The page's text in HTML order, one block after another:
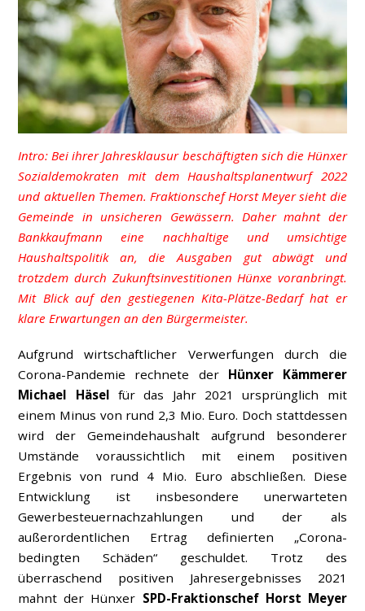
Intro: Bei ihrer Jahresklausur beschäftigten sich die Hünxer
Sozialdemokraten mit dem Haushaltsplanentwurf 2022
und aktuellen Themen. Fraktionschef Horst Meyer sieht die
Gemeinde in unsicheren Gewässern. Daher mahnt der
Bankkaufmann eine nachhaltige und umsichtige
Haushaltspolitik an, die Ausgaben gut abwägt und
trotzdem durch Zukunftsinvestitionen Hünxe voranbringt.
Mit Blick auf den gestiegenen Kita-Plätze-Bedarf hat er
klare Erwartungen an den Bürgermeister.
Aufgrund wirtschaftlicher Verwerfungen durch die
Corona-Pandemie rechnete der Hünxer Kämmerer
Michael Häsel für das Jahr 2021 ursprünglich mit
einem Minus von rund 2,3 Mio. Euro. Doch stattdessen
wird der Gemeindehaushalt aufgrund besonderer
Umstände voraussichtlich mit einem positiven
Ergebnis von rund 4 Mio. Euro abschließen. Diese
Entwicklung ist insbesondere unerwarteten
Gewerbesteuernachzahlungen und der als
außerordentlichen Ertrag definierten „Corona-
bedingten Schäden“ geschuldet. Trotz des
überraschend positiven Jahresergebnisses 2021
mahnt der Hünxer SPD-Fraktionschef Horst Meyer